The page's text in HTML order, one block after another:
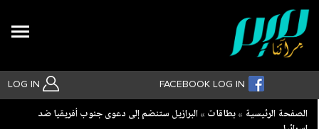
LOG IN FACEBOOK LOG IN
Breadcrumb
الصفحة الرئيسية بطاقات
البرازيل ستنضم إلى دعوى جنوب أفريقيا ضد